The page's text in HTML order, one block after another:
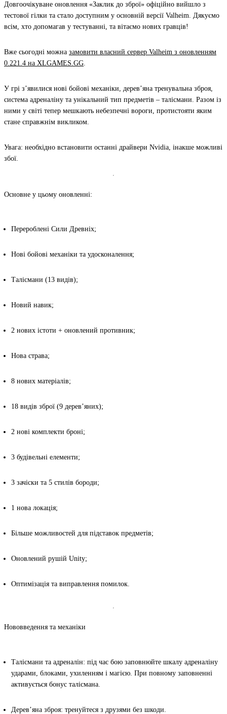
Довгоочікуване оновлення «Заклик до зброї» офіційно вийшло з
тестової гілки та стало доступним у основній версії Valheim. Дякуємо
всім, хто допомагав у тестуванні, та вітаємо нових гравців!
Вже сьогодні можна замовити власний сервер Valheim з оновленням
0.221.4 на XLGAMES.GG.
У грі з’явилися нові бойові механіки, дерев’яна тренувальна зброя,
система адреналіну та унікальний тип предметів – талісмани. Разом із
ними у світі тепер мешкають небезпечні вороги, протистояти яким
стане справжнім викликом.
Увага: необхідно встановити останні драйвери Nvidia, інакше можливі
збої.
Основне у цьому оновленні:
Перероблені Сили Древніх;
Нові бойові механіки та удосконалення;
Талісмани (13 видів);
Новий навик;
2 нових істоти + оновлений противник;
Нова страва;
8 нових матеріалів;
18 видів зброї (9 дерев’яних);
2 нові комплекти броні;
3 будівельні елементи;
3 зачіски та 5 стилів бороди;
1 нова локація;
Більше можливостей для підставок предметів;
Оновлений рушій Unity;
Оптимізація та виправлення помилок.
Нововведення та механіки
Талісмани та адреналін: під час бою заповнюйте шкалу адреналіну
ударами, блоками, ухиленням і магією. При повному заповненні
активується бонус талісмана.
Дерев’яна зброя: тренуйтеся з друзями без шкоди.